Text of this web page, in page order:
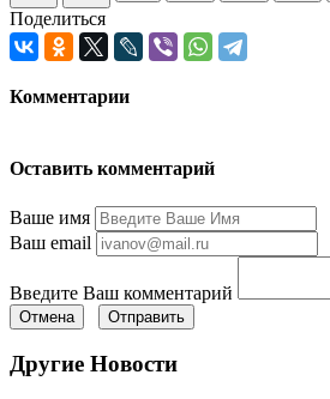
Поделиться
Комментарии
Оставить комментарий
Ваше имя
Ваш email
Введите Ваш комментарий
Отмена Отправить
Другие Новости